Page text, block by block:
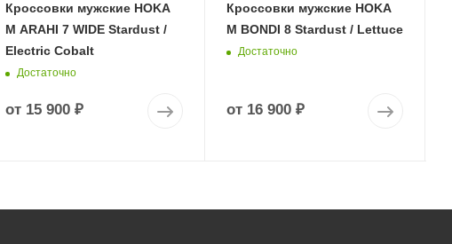
Кроссовки мужские HOKA
M ARAHI 7 WIDE Stardust /
Electric Cobalt
Достаточно
от 15 900 ₽
Кроссовки мужские HOKA
M BONDI 8 Stardust / Lettuce
Достаточно
от 16 900 ₽